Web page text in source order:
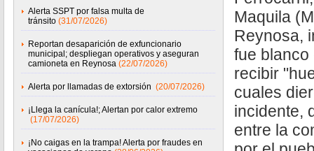
Alerta SSPT por falsa multa de
tránsito (31/07/2026)
Reportan desaparición de exfuncionario
municipal; despliegan operativos y aseguran
camioneta en Reynosa (22/07/2026)
Alerta por llamadas de extorsión (20/07/2026)
¡Llega la canícula!; Alertan por calor extremo
(17/07/2026)
¡No caigas en la trampa! Alerta por fraudes en
Maquila
Reynosa,
fue blanco
recibir
cuales
incidente,
entre la